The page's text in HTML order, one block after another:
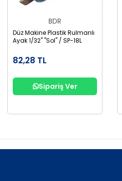
BDR
Düz Makine Plastik Rulmanlı
Ayak 1/32" "Sol" / SP-18L
82,28 TL
Sipariş Ver